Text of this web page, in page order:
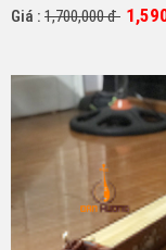
Giá : 1,700,000 đ